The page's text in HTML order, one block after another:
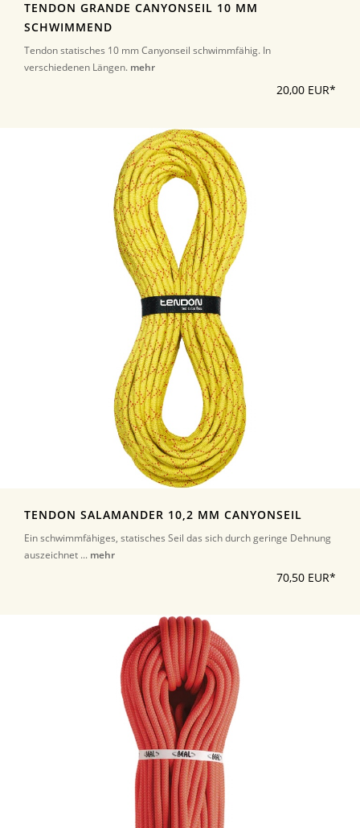
TENDON GRANDE CANYONSEIL 10 MM
SCHWIMMEND
Tendon statisches 10 mm Canyonseil schwimmfähig. In
verschiedenen Längen. mehr
20,00 EUR*
TENDON SALAMANDER 10,2 MM CANYONSEIL
Ein schwimmfähiges, statisches Seil das sich durch geringe Dehnung
auszeichnet ... mehr
70,50 EUR*